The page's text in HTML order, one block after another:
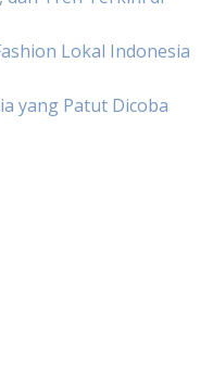
Lokal Indonesia
yang Patut Dicoba